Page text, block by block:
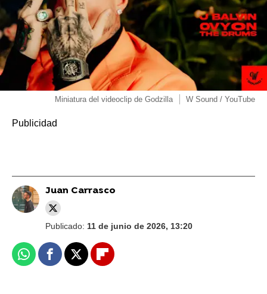
Miniatura del videoclip de Godzilla W Sound / YouTube
Juan Carrasco
Publicado: 11 de junio de 2026, 13:20
WhatsappFacebook
X Flipboard